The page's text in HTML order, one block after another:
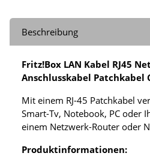
Beschreibung
Fritz!Box LAN Kabel RJ45
Anschlusskabel Patchkabel
Mit einem RJ-45 Patchkabel
Smart-Tv, Notebook, PC oder
einem Netzwerk-Router oder
Produktinformationen: